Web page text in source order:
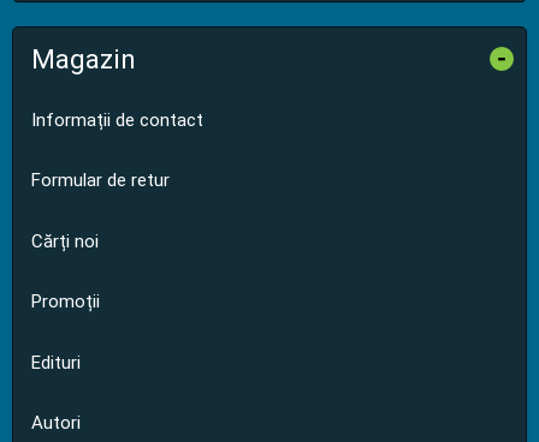
Magazin -
Informații de contact
Formular de retur
Cărți noi
Promoții
Edituri
Autori